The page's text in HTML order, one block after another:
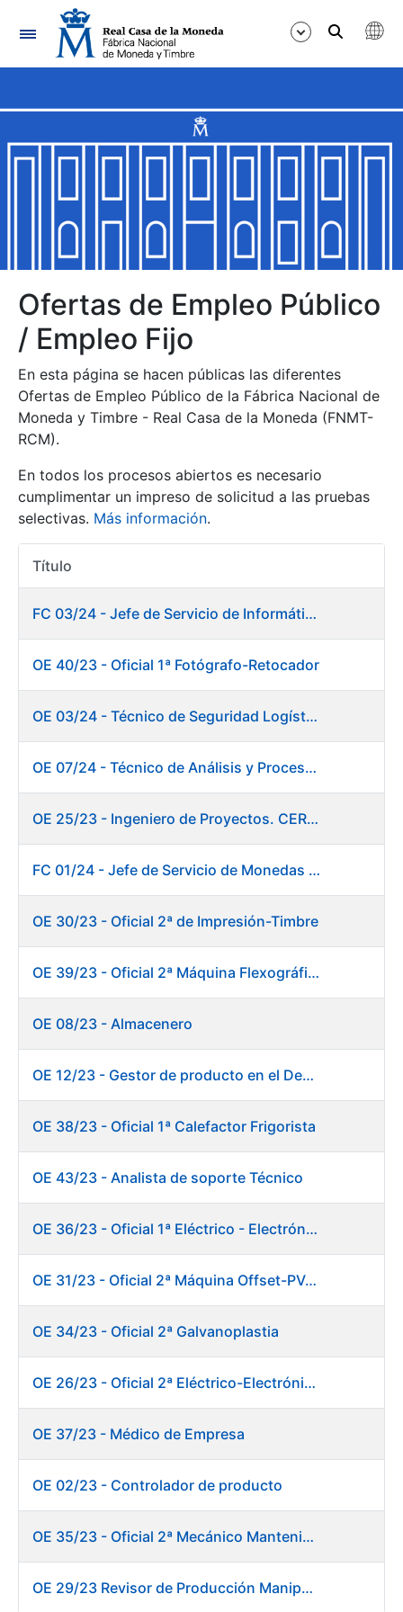
Navegación
Mostrar/Ocultar
Mostrar/Ocultar
Mostrar/Ocultar
Mostrar/Ocultar
Mostrar/Ocultar
Mostrar/Ocultar
Mostrar/Ocultar
Mostrar/Ocultar
Ofertas de Empleo Público
/ Empleo Fijo
En esta página se hacen públicas las diferentes
Ofertas de Empleo Público de la Fábrica Nacional de
Moneda y Timbre - Real Casa de la Moneda (FNMT-
RCM).
En todos los procesos abiertos es necesario
cumplimentar un impreso de solicitud a las pruebas
selectivas. Más información.
Título
FC 03/24 - Jefe de Servicio de Informática de Gestión y Procesos
OE 40/23 - Oficial 1ª Fotógrafo-Retocador
OE 03/24 - Técnico de Seguridad Logística
OE 07/24 - Técnico de Análisis y Procesos de Laboratorio
OE 25/23 - Ingeniero de Proyectos. CERES
FC 01/24 - Jefe de Servicio de Monedas Conmemorativas
OE 30/23 - Oficial 2ª de Impresión-Timbre
OE 39/23 - Oficial 2ª Máquina Flexográfica y Finalizado
OE 08/23 - Almacenero
OE 12/23 - Gestor de producto en el Departamento Fábrica de Papel (Burgos)
OE 38/23 - Oficial 1ª Calefactor Frigorista
OE 43/23 - Analista de soporte Técnico
OE 36/23 - Oficial 1ª Eléctrico - Electrónico Mantenimiento Destacado
OE 31/23 - Oficial 2ª Máquina Offset-PVC 2+colores
OE 34/23 - Oficial 2ª Galvanoplastia
OE 26/23 - Oficial 2ª Eléctrico-Electrónico Mantenimiento Destacado
OE 37/23 - Médico de Empresa
OE 02/23 - Controlador de producto
OE 35/23 - Oficial 2ª Mecánico Mantenimiento Destacado
OE 29/23 Revisor de Producción Manipulado Timbre